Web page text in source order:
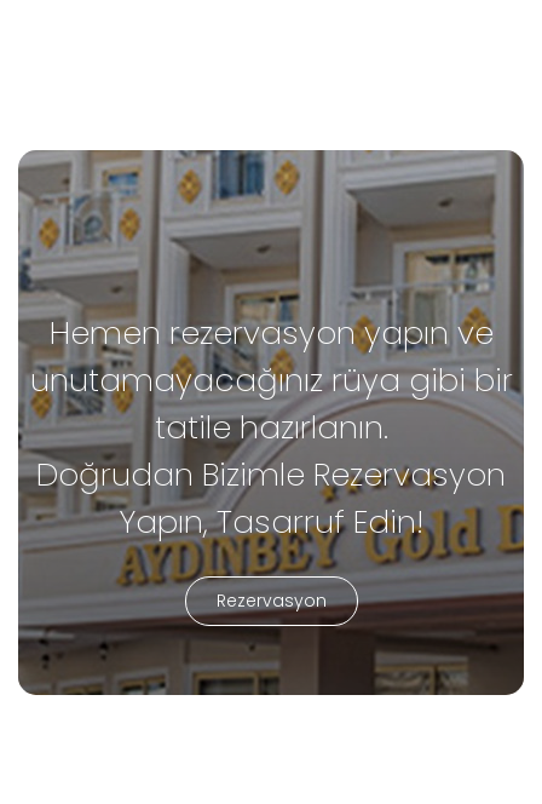
Hemen rezervasyon yapın ve
unutamayacağınız rüya gibi bir
tatile hazırlanın.
Doğrudan Bizimle Rezervasyon
Yapın, Tasarruf Edin!
Rezervasyon